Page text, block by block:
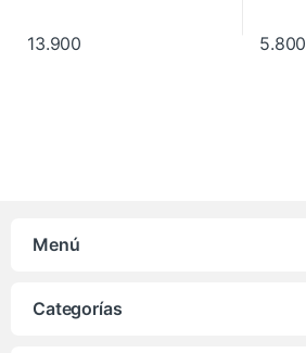
13.900 5.800
Menú
Categorías